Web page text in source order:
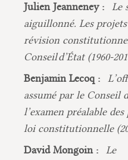
Julien Jeanneney :
Le
aiguillonné. Les
révision
Conseil d’État (1960-
Benjamin Lecoq :
assumé par le Conseil
l’examen préalable
loi constitutionnelle
David Mongoin :
Le